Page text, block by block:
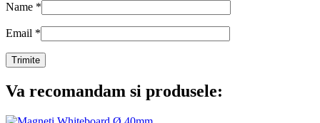
Name *
Email *
Va recomandam si produsele: